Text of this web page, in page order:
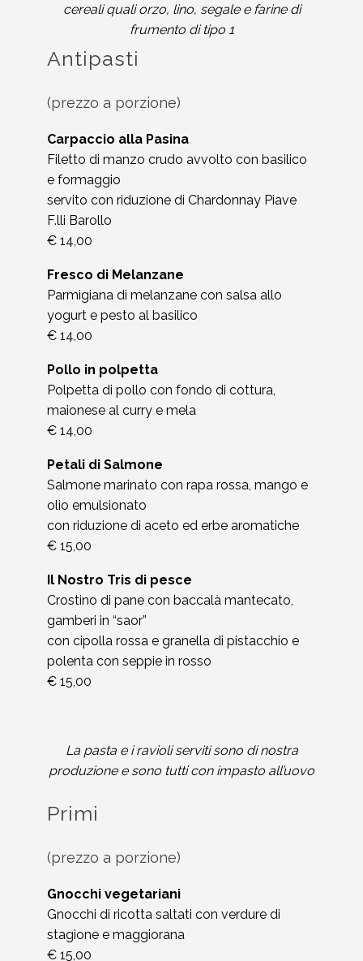
cereali quali orzo, lino, segale e farine di
frumento di tipo 1
Antipasti
(prezzo a porzione)
Carpaccio alla Pasina
Filetto di manzo crudo avvolto con basilico
e formaggio
servito con riduzione di Chardonnay Piave
F.lli Barollo
€ 14,00
Fresco di Melanzane
Parmigiana di melanzane con salsa allo
yogurt e pesto al basilico
€ 14,00
Pollo in polpetta
Polpetta di pollo con fondo di cottura,
maionese al curry e mela
€ 14,00
Petali di Salmone
Salmone marinato con rapa rossa, mango e
olio emulsionato
con riduzione di aceto ed erbe aromatiche
€ 15,00
Il Nostro Tris di pesce
Crostino di pane con baccalà mantecato,
gamberi in “saor”
con cipolla rossa e granella di pistacchio e
polenta con seppie in rosso
€ 15,00
La pasta e i ravioli serviti sono di nostra
produzione e sono tutti con impasto all’uovo
Primi
(prezzo a porzione)
Gnocchi vegetariani
Gnocchi di ricotta saltati con verdure di
stagione e maggiorana
€ 15,00